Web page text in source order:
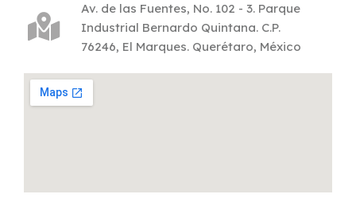
Av. de las Fuentes, No. 102 - 3. Parque
Industrial Bernardo Quintana. C.P.
76246, El Marques. Querétaro, México